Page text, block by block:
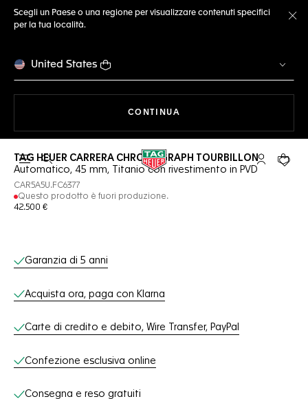
Scegli un Paese o una regione per visualizzare contenuti specifici
per la tua località.
United States
CONTINUA
Apri la ricerca L'account
Il tuo
TAG HEUER CARRERA CHRONOGRAPH TOURBILLON
Automatico, 45 mm, Titanio con rivestimento in PVD
CAR5A5U.FC6377
Questo prodotto è fuori produzione.
42.500 €
Servizi online
Garanzia di 5 anni
Acquista ora, paga con Klarna
Carte di credito e debito, Wire Transfer, PayPal
Confezione esclusiva online
Consegna e reso gratuiti